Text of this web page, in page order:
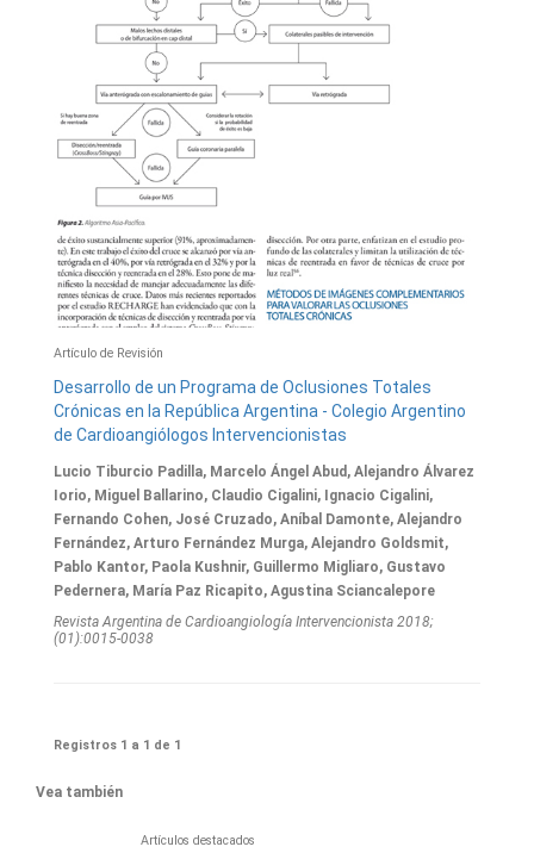
Artículo de Revisión
Desarrollo de un Programa de Oclusiones Totales
Crónicas en la República Argentina - Colegio Argentino
de Cardioangiólogos Intervencionistas
Lucio Tiburcio Padilla, Marcelo Ángel Abud, Alejandro Álvarez
Iorio, Miguel Ballarino, Claudio Cigalini, Ignacio Cigalini,
Fernando Cohen, José Cruzado, Aníbal Damonte, Alejandro
Fernández, Arturo Fernández Murga, Alejandro Goldsmit,
Pablo Kantor, Paola Kushnir, Guillermo Migliaro, Gustavo
Pedernera, María Paz Ricapito, Agustina Sciancalepore
Revista Argentina de Cardioangiologí­a Intervencionista 2018;
(01):0015-0038
Registros 1 a 1 de 1
Vea también
Artículos destacados